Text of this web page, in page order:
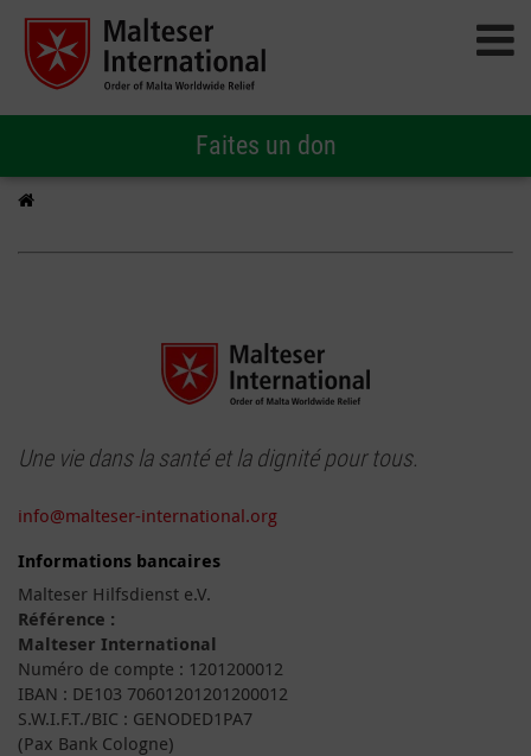
Faites un don
Une vie dans la santé et la dignité pour tous.
info@malteser-international.org
Informations bancaires
Malteser Hilfsdienst e.V.
Référence :
Malteser International
Numéro de compte : 1201200012
IBAN : DE103 70601201201200012
S.W.I.F.T./BIC : GENODED1PA7
(Pax Bank Cologne)